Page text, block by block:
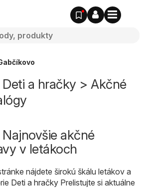
a hračky > Akčné
akčné
v letákoch
nájdete širokú škálu letákov a
Deti a hračky Prelistujte si aktuálne